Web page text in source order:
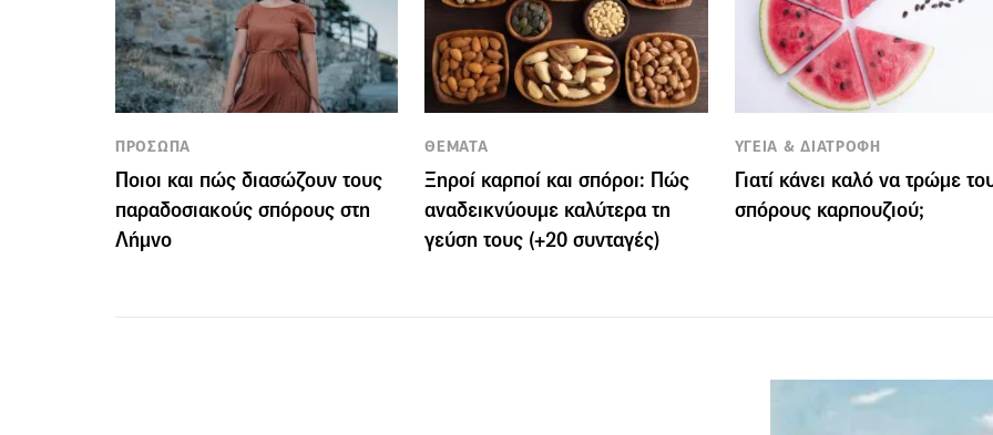
ΠΡΟΣΩΠΑ
Ποιοι και πώς διασώζουν τους
παραδοσιακούς σπόρους στη
Λήμνο
ΘΕΜΑΤΑ
Ξηροί καρποί και σπόροι: Πώς
αναδεικνύουμε καλύτερα τη
γεύση τους (+20 συνταγές)
ΥΓΕΙΑ & ΔΙΑΤΡΟΦΗ
Γιατί κάνει καλό να τρώμε
σπόρους καρπουζιού;